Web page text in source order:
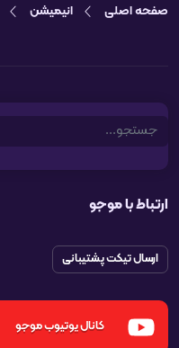
صفحه اصلی انیمیشن
Search
ارتباط با موجو
ارسال تیکت پشتیبانی
کانال یوتیوب موجو